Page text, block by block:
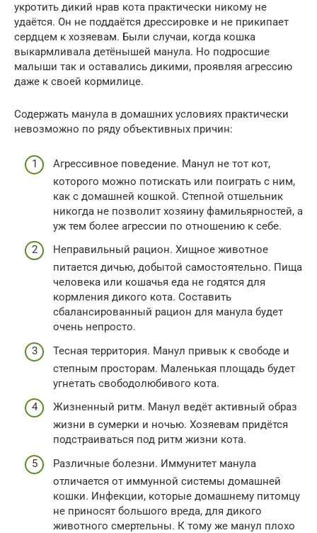
укротить дикий нрав кота практически никому не
удаётся. Он не поддаётся дрессировке и не прикипает
сердцем к хозяевам. Были случаи, когда кошка
выкармливала детёнышей манула. Но подросшие
малыши так и оставались дикими, проявляя агрессию
даже к своей кормилице.
Содержать манула в домашних условиях практически
невозможно по ряду объективных причин:
Агрессивное поведение. Манул не тот кот,
которого можно потискать или поиграть с ним,
как с домашней кошкой. Степной отшельник
никогда не позволит хозяину фамильярностей, а
уж тем более агрессии по отношению к себе.
Неправильный рацион. Хищное животное
питается дичью, добытой самостоятельно. Пища
человека или кошачья еда не годятся для
кормления дикого кота. Составить
сбалансированный рацион для манула будет
очень непросто.
Тесная территория. Манул привык к свободе и
степным просторам. Маленькая площадь будет
угнетать свободолюбивого кота.
Жизненный ритм. Манул ведёт активный образ
жизни в сумерки и ночью. Хозяевам придётся
подстраиваться под ритм жизни кота.
Различные болезни. Иммунитет манула
отличается от иммунной системы домашней
кошки. Инфекции, которые домашнему питомцу
не приносят большого вреда, для дикого
животного смертельны. К тому же манул плохо